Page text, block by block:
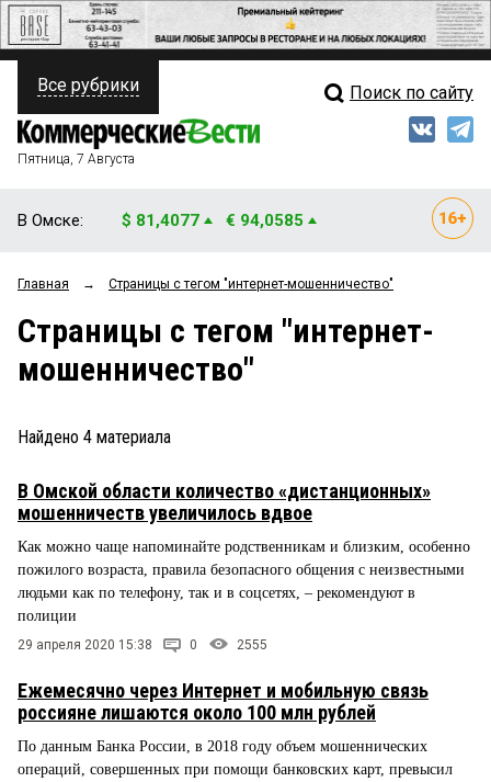
ПОЛИТИКА
ФИНАНСЫ
ОБЩЕСТВО
ЗАКОН
ПРОИСШЕСТВИЯ
СТИЛЬ ЖИЗНИ
Свежий выпуск
Мнения
Рейтинги
Все рубрики Поиск по сайту
Пятница, 7 Августа
В Омске: $ 81,4077 € 94,0585
Главная → Страницы c тегом "интернет-мошенничество"
Страницы c тегом "интернет-
мошенничество"
Найдено 4 материала
В Омской области количество «дистанционных»
мошенничеств увеличилось вдвое
Как можно чаще напоминайте родственникам и близким, особенно
пожилого возраста, правила безопасного общения с неизвестными
людьми как по телефону, так и в соцсетях, – рекомендуют в
полиции
29 апреля 2020 15:38 0 2555
Ежемесячно через Интернет и мобильную связь
россияне лишаются около 100 млн рублей
По данным Банка России, в 2018 году объем мошеннических
операций, совершенных при помощи банковских карт, превысил